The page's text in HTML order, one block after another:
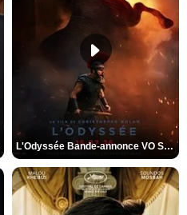
L'Odyssée Bande-annonce VO STFR